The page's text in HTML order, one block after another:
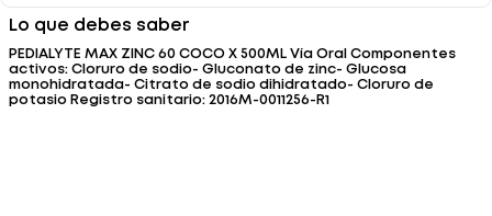
Lo que debes saber
PEDIALYTE MAX ZINC 60 COCO X 500ML Vía Oral Componentes
activos: Cloruro de sodio- Gluconato de zinc- Glucosa
monohidratada- Citrato de sodio dihidratado- Cloruro de
potasio Registro sanitario: 2016M-0011256-R1